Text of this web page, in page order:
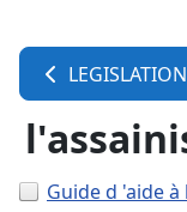
LEGISLATION
Guide d 'aide